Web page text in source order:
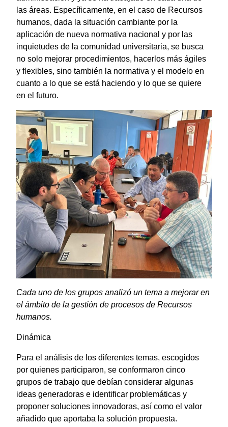
las áreas. Específicamente, en el caso de Recursos
humanos, dada la situación cambiante por la
aplicación de nueva normativa nacional y por las
inquietudes de la comunidad universitaria, se busca
no solo mejorar procedimientos, hacerlos más ágiles
y flexibles, sino también la normativa y el modelo en
cuanto a lo que se está haciendo y lo que se quiere
en el futuro.
Cada uno de los grupos analizó un tema a mejorar en
el ámbito de la gestión de procesos de Recursos
humanos.
Dinámica
Para el análisis de los diferentes temas, escogidos
por quienes participaron, se conformaron cinco
grupos de trabajo que debían considerar algunas
ideas generadoras e identificar problemáticas y
proponer soluciones innovadoras, así como el valor
añadido que aportaba la solución propuesta.